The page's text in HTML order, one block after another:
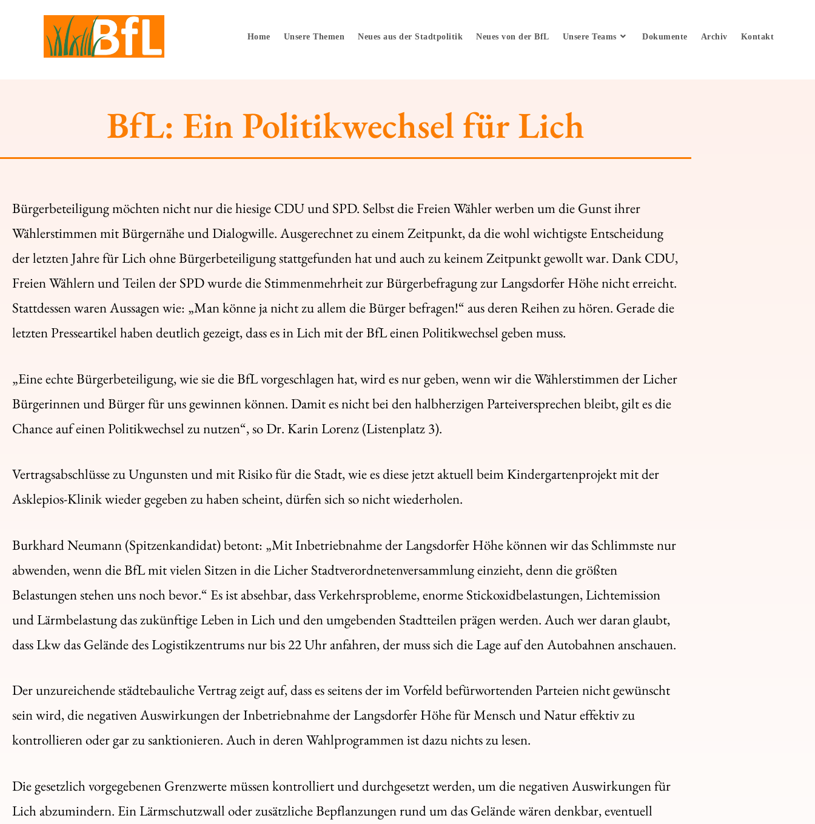
Home Unsere Themen Neues aus der Stadtpolitik Neues von der BfL Unsere Teams Dokumente Archiv Kontakt
BfL: Ein Politikwechsel für Lich
Bürgerbeteiligung möchten nicht nur die hiesige CDU und SPD. Selbst die Freien Wähler werben um die Gunst ihrer
Wählerstimmen mit Bürgernähe und Dialogwille. Ausgerechnet zu einem Zeitpunkt, da die wohl wichtigste Entscheidung
der letzten Jahre für Lich ohne Bürgerbeteiligung stattgefunden hat und auch zu keinem Zeitpunkt gewollt war. Dank CDU,
Freien Wählern und Teilen der SPD wurde die Stimmenmehrheit zur Bürgerbefragung zur Langsdorfer Höhe nicht erreicht.
Stattdessen waren Aussagen wie: „Man könne ja nicht zu allem die Bürger befragen!“ aus deren Reihen zu hören. Gerade die
letzten Presseartikel haben deutlich gezeigt, dass es in Lich mit der BfL einen Politikwechsel geben muss.
„Eine echte Bürgerbeteiligung, wie sie die BfL vorgeschlagen hat, wird es nur geben, wenn wir die Wählerstimmen der Licher
Bürgerinnen und Bürger für uns gewinnen können. Damit es nicht bei den halbherzigen Parteiversprechen bleibt, gilt es die
Chance auf einen Politikwechsel zu nutzen“, so Dr. Karin Lorenz (Listenplatz 3).
Vertragsabschlüsse zu Ungunsten und mit Risiko für die Stadt, wie es diese jetzt aktuell beim Kindergartenprojekt mit der
Asklepios-Klinik wieder gegeben zu haben scheint, dürfen sich so nicht wiederholen.
Burkhard Neumann (Spitzenkandidat) betont: „Mit Inbetriebnahme der Langsdorfer Höhe können wir das Schlimmste nur
abwenden, wenn die BfL mit vielen Sitzen in die Licher Stadtverordnetenversammlung einzieht, denn die größten
Belastungen stehen uns noch bevor.“ Es ist absehbar, dass Verkehrsprobleme, enorme Stickoxidbelastungen, Lichtemission
und Lärmbelastung das zukünftige Leben in Lich und den umgebenden Stadtteilen prägen werden. Auch wer daran glaubt,
dass Lkw das Gelände des Logistikzentrums nur bis 22 Uhr anfahren, der muss sich die Lage auf den Autobahnen anschauen.
Der unzureichende städtebauliche Vertrag zeigt auf, dass es seitens der im Vorfeld befürwortenden Parteien nicht gewünscht
sein wird, die negativen Auswirkungen der Inbetriebnahme der Langsdorfer Höhe für Mensch und Natur effektiv zu
kontrollieren oder gar zu sanktionieren. Auch in deren Wahlprogrammen ist dazu nichts zu lesen.
Die gesetzlich vorgegebenen Grenzwerte müssen kontrolliert und durchgesetzt werden, um die negativen Auswirkungen für
Lich abzumindern. Ein Lärmschutzwall oder zusätzliche Bepflanzungen rund um das Gelände wären denkbar, eventuell